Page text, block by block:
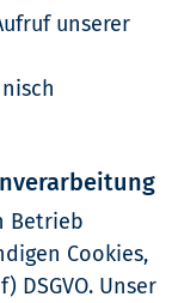
unserer
Betrieb
Cookies,
DSGVO. Unser